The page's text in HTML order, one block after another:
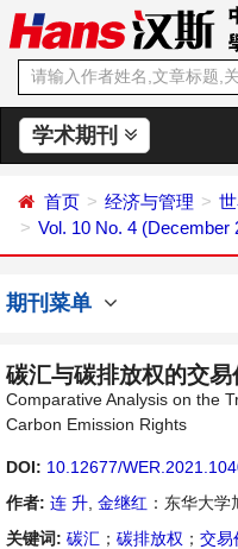
学术期刊
首页 经济与管理
Vol. 10 No. 4 (December
期刊菜单
碳汇与碳排放权的交
Comparative Analysis on the
Carbon Emission Rights
DOI: 10.12677/
作者: 连 升 金继红 ：东华大
关键词: 碳汇 ； 碳排放权 ； 交易